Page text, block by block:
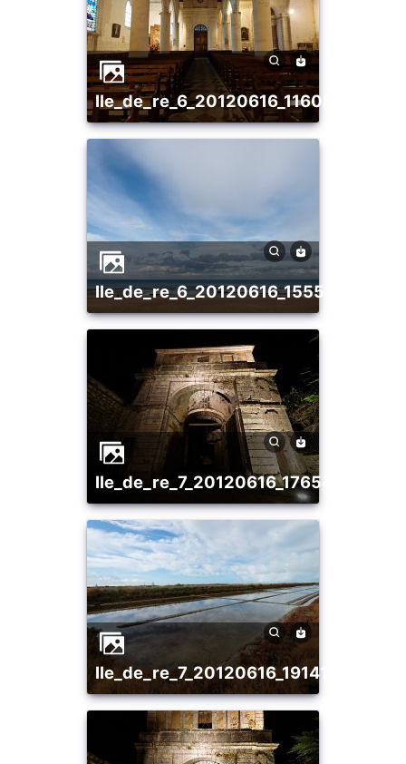
ile_de_re_6_20120616_1160518569
ile_de_re_6_20120616_1555163807
ile_de_re_7_20120616_1765422232
ile_de_re_7_20120616_1914104315